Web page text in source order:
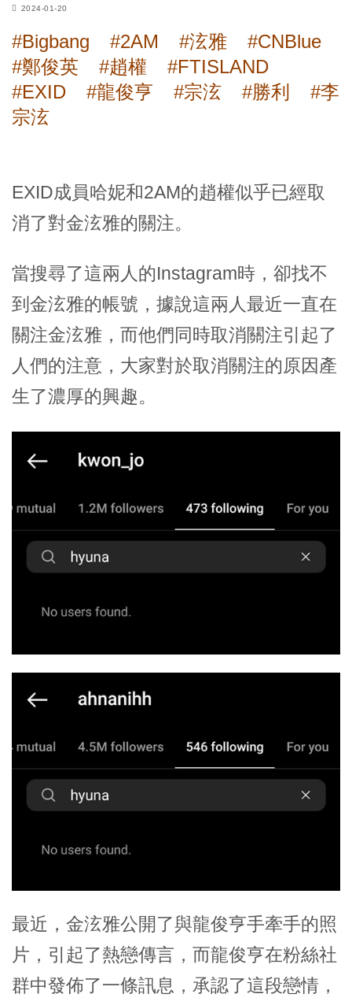
2024-01-20
#Bigbang #2AM #泫雅
#CNBlue
#鄭俊英
#趙權
#FTISLAND
#EXID
#龍俊亨 #宗泫 #勝利
#李
宗泫
EXID成員哈妮和2AM的趙權似乎已經取
消了對金泫雅的關注。
當搜尋了這兩人的Instagram時，卻找不
到金泫雅的帳號，據說這兩人最近一直在
關注金泫雅，而他們同時取消關注引起了
人們的注意，大家對於取消關注的原因產
生了濃厚的興趣。
最近，金泫雅公開了與龍俊亨手牽手的照
片，引起了熱戀傳言，而龍俊亨在粉絲社
群中發佈了一條訊息，承認了這段戀情，